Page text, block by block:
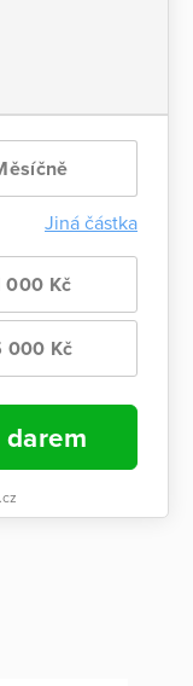
Jiná částka
000 Kč
000 Kč